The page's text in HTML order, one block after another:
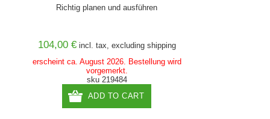
Richtig planen und ausführen
104,00 € incl. tax, excluding shipping
erscheint ca. August 2026. Bestellung wird
vorgemerkt.
sku 219484
ADD TO CART